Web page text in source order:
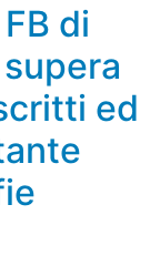
di
ed